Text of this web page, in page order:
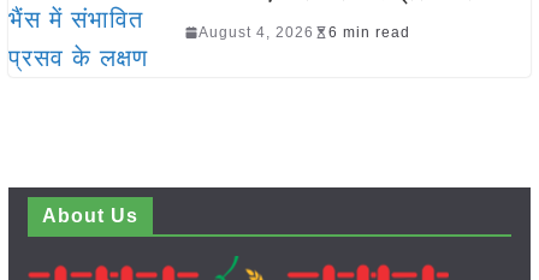
August 4, 2026 6 min read
About Us